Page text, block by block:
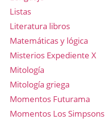
Listas
Literatura libros
Matemáticas y lógica
Misterios Expediente X
Mitología
Mitología griega
Momentos Futurama
Momentos Los Simpsons